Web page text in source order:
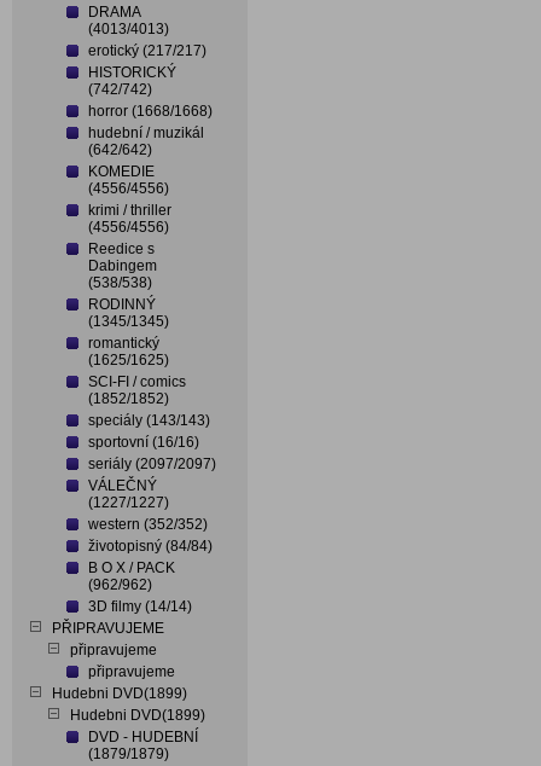
DRAMA
(4013/4013)
erotický (217/217)
HISTORICKÝ
(742/742)
horror (1668/1668)
hudební / muzikál
(642/642)
KOMEDIE
(4556/4556)
krimi / thriller
(4556/4556)
Reedice s
Dabingem
(538/538)
RODINNÝ
(1345/1345)
romantický
(1625/1625)
SCI-FI / comics
(1852/1852)
speciály (143/143)
sportovní (16/16)
seriály (2097/2097)
VÁLEČNÝ
(1227/1227)
western (352/352)
životopisný (84/84)
B O X / PACK
(962/962)
3D filmy (14/14)
PŘIPRAVUJEME
připravujeme
připravujeme
Hudebni DVD(1899)
Hudebni DVD(1899)
DVD - HUDEBNÍ
(1879/1879)